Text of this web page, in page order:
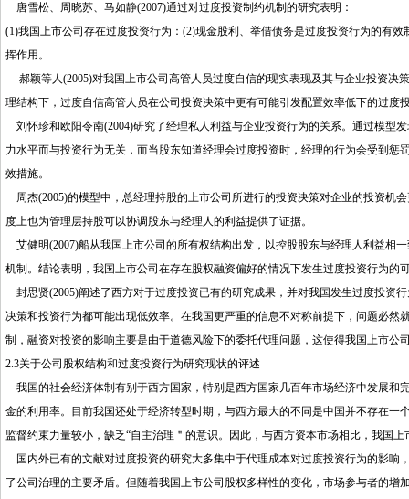
唐雪松、周晓苏、马如静(2007)通过对过度投资制约机制的研究表明：
(1)我国上市公司存在过度投资行为：(2)现金股利、举借债务是过度投资行为的有
挥作用。
郝颖等人(2005)对我国上市公司高管人员过度自信的现实表现及其与企业投资决
理结构下，过度自信高管人员在公司投资决策中更有可能引发配置效率低下的过度
刘怀珍和欧阳令南(2004)研究了经理私人利益与企业投资行为的关系。通过模型
力水平而与投资行为无关，而当股东知道经理会过度投资时，经理的行为会受到
效措施。
周杰(2005)的模型中，总经理持股的上市公司所进行的投资决策对企业的投资机
度上也为管理层持股可以协调股东与经理人的利益提供了证据。
艾健明(2007)船从我国上市公司的所有权结构出发，以控股股东与经理人利益相
机制。结论表明，我国上市公司在存在股权融资偏好的情况下发生过度投资行为
封思贤(2005)阐述了西方对于过度投资已有的研究成果，并对我国发生过度投资
决策和投资行为都可能出现低效率。在我国更严重的信息不对称前提下，问题必
制，融资对投资的影响主要是由于道德风险下的委托代理问题，这使得我国上市公
2.3关于公司股权结构和过度投资行为研究现状的评述
我国的社会经济体制有别于西方国家，特别是西方国家几百年市场经济中发展和
金的利用率。目前我国还处于经济转型时期，与西方最大的不同是中国并不存在
监督约束力量较小，缺乏“自主治理＂的意识。因此，与西方资本市场相比，我国
国内外已有的文献对过度投资的研究大多集中于代理成本对过度投资行为的影响
了公司治理的主要矛盾。但随着我国上市公司股权多样性的变化，市场参与者的